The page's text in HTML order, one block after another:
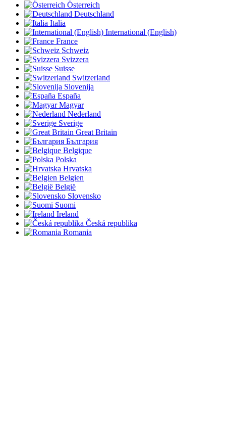
Österreich
Deutschland
Italia
International (English)
France
Schweiz
Svizzera
Suisse
Switzerland
Slovenija
España
Magyar
Nederland
Sverige
Great Britain
България
Belgique
Polska
Hrvatska
Belgien
België
Slovensko
Suomi
Ireland
Česká republika
Romania